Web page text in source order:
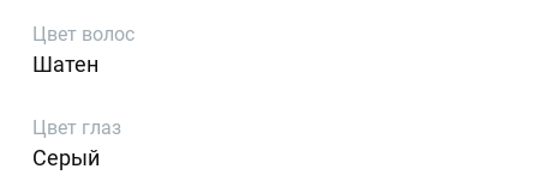
Цвет волос
Шатен
Цвет глаз
Серый